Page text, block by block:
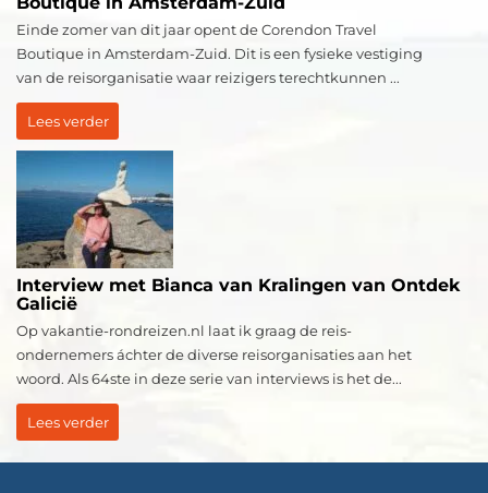
Einde zomer van dit jaar opent de Corendon Travel
Boutique in Amsterdam-Zuid. Dit is een fysieke vestiging
van de reisorganisatie waar reizigers terechtkunnen ...
Lees verder
Interview met Bianca van Kralingen van Ontdek
Galicië
Op vakantie-rondreizen.nl laat ik graag de reis-
ondernemers áchter de diverse reisorganisaties aan het
woord. Als 64ste in deze serie van interviews is het de...
Lees verder